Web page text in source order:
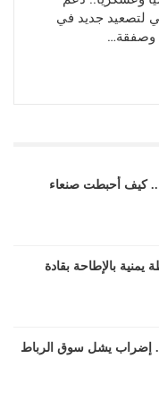
لتصعيد جديد في
وصفقة…
كيف أحبطت صنعاء
بالإطاحة بقادة
إضراب يشل سوق الرباط